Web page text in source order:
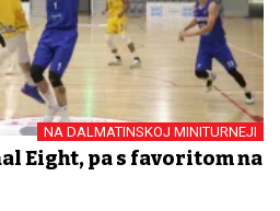
NA DALMATINSKOJ MINITURNEJI
Eight, pa s favoritom na